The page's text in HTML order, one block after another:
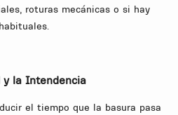
roturas mecánicas o si hay
y la Intendencia
el tiempo que la basura pasa